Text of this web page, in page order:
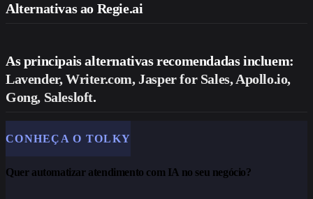
Alternativas ao Regie.ai
As principais alternativas recomendadas incluem:
Lavender, Writer.com, Jasper for Sales, Apollo.io,
Gong, Salesloft.
CONHEÇA O TOLKY
Quer automatizar atendimento com IA no seu negócio?